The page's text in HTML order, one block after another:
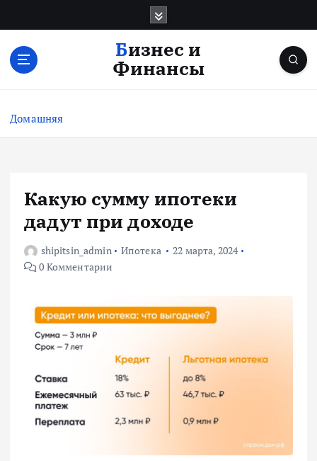
с
Бизнес и
Финансы
Домашняя
Какую сумму ипотеки
дадут при доходе
shipitsin_admin Ипотека
22 марта, 2024
0 Комментарии